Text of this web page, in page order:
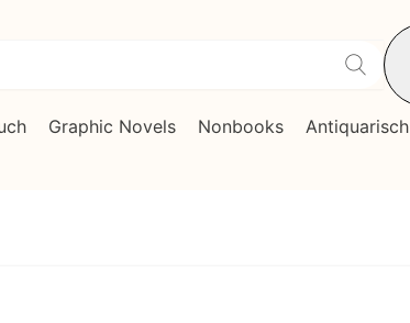
Graphic Novels Nonbooks Antiquarisch